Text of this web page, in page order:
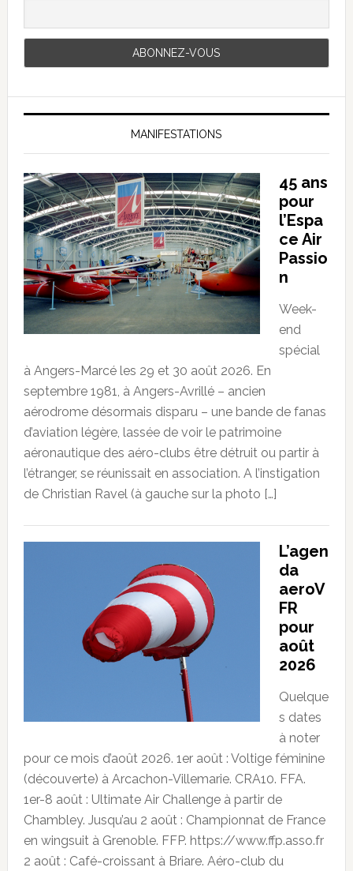
MANIFESTATIONS
45 ans
pour
l’Espa
ce Air
Passio
n
Week-
end
spécial
à Angers-Marcé les 29 et 30 août 2026. En
septembre 1981, à Angers-Avrillé – ancien
aérodrome désormais disparu – une bande de fanas
d’aviation légère, lassée de voir le patrimoine
aéronautique des aéro-clubs être détruit ou partir à
l’étranger, se réunissait en association. A l’instigation
de Christian Ravel (à gauche sur la photo […]
L’agen
da
aeroV
FR
pour
août
2026
Quelque
s dates
à noter
pour ce mois d’août 2026. 1er août : Voltige féminine
(découverte) à Arcachon-Villemarie. CRA10. FFA.
1er-8 août : Ultimate Air Challenge à partir de
Chambley. Jusqu’au 2 août : Championnat de France
en wingsuit à Grenoble. FFP. https://www.ffp.asso.fr
2 août : Café-croissant à Briare. Aéro-club du